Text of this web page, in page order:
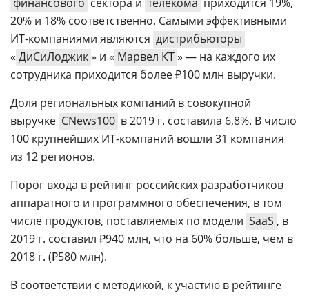
20% и 18% соответственно. Самыми эффективными
ИТ-компаниями являются дистрибьюторы
« ДиСиЛоджик» и « Марвел КТ» — на каждого их
сотрудника приходится более ₽100 млн выручки.
Доля региональных компаний в совокупной
выручке CNews100 в 2019 г. составила 6,8%. В число
100 крупнейших ИТ-компаний вошли 31 компания
из 12 регионов.
Порог входа в рейтинг российских разработчиков
аппаратного и программного обеспечения, в том
числе продуктов, поставляемых по модели SaaS , в
2019 г. составил ₽940 млн, что на 60% больше, чем в
2018 г. (₽580 млн).
В соответствии с методикой, к участию в рейтинге